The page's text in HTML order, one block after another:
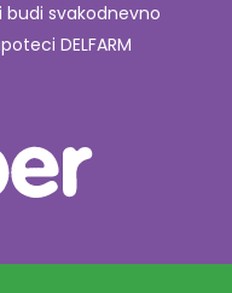
budi svakodnevno
DELFARM